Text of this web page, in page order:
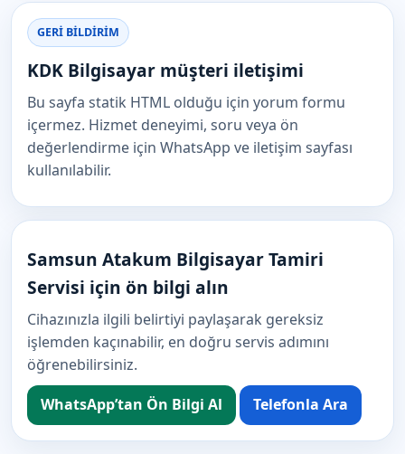
GERI BILDIRIM
KDK Bilgisayar müşteri iletişimi
Bu sayfa statik HTML olduğu için yorum formu
içermez. Hizmet deneyimi, soru veya ön
değerlendirme için WhatsApp ve iletişim sayfası
kullanılabilir.
Samsun Atakum Bilgisayar Tamiri
Servisi için ön bilgi alın
Cihazınızla ilgili belirtiyi paylaşarak gereksiz
işlemden kaçınabilir, en doğru servis adımını
öğrenebilirsiniz.
WhatsApp’tan Ön Bilgi Al Telefonla Ara